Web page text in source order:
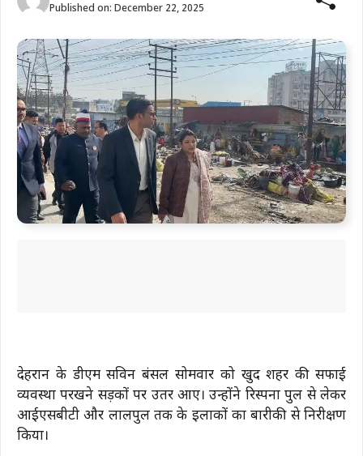
Published on: December 22, 2025
देहरादून के डीएम सविन बंसल सोमवार को खुद शहर की सफाई
व्यवस्था परखने सड़कों पर उतर आए। उन्होंने रिस्पना पुल से लेकर
आईएसबीटी और लालपुल तक के इलाकों का बारीकी से निरीक्षण
किया।